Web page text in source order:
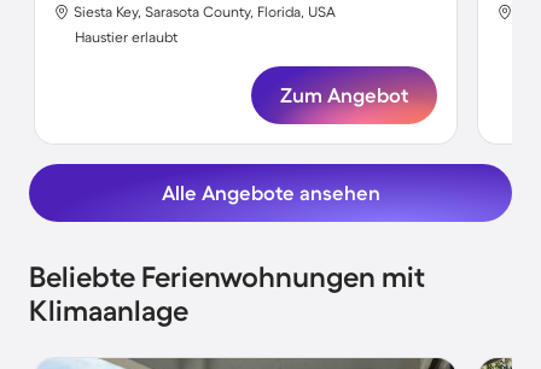
Siesta Key, Sarasota County, Florida, USA
Haustier erlaubt
Zum Angebot
Alle Angebote ansehen
Beliebte Ferienwohnungen mit
Klimaanlage